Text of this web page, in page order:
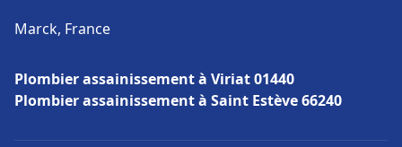
Marck, France
Plombier assainissement à Viriat 01440
Plombier assainissement à Saint Estève 66240